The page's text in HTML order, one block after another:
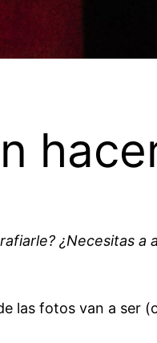
¿Necesitas
las fotos van a ser